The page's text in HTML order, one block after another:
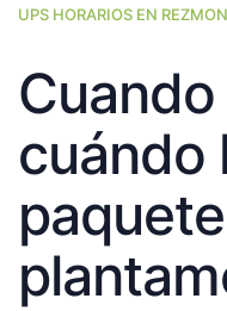
UPS HORARIOS EN
cuándo